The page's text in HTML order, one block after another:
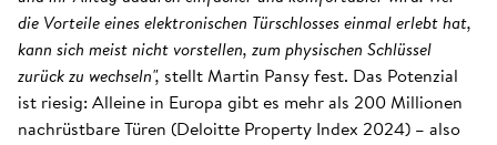
die Vorteile eines elektronischen Türschlosses einmal erlebt hat,
kann sich meist nicht vorstellen, zum physischen Schlüssel
zurück zu wechseln", stellt Martin Pansy fest. Das Potenzial
ist riesig: Alleine in Europa gibt es mehr als 200 Millionen
nachrüstbare Türen (Deloitte Property Index 2024) – also